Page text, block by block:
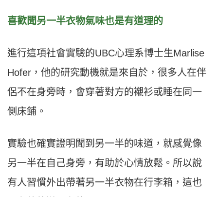
喜歡聞另一半衣物氣味也是有道理的
進行這項社會實驗的UBC心理系博士生Marlise
Hofer，他的研究動機就是來自於，很多人在伴
侶不在身旁時，會穿著對方的襯衫或睡在同一
側床鋪。
實驗也確實證明聞到另一半的味道，就感覺像
另一半在自己身旁，有助於心情放鬆。所以說
有人習慣外出帶著另一半衣物在行李箱，這也